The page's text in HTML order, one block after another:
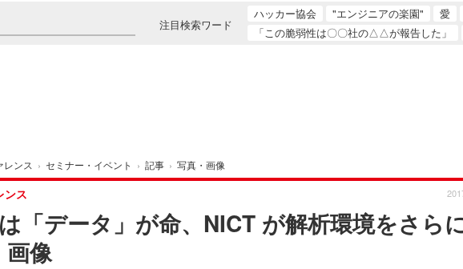
注目検索ワード
ハッカー協会 "エンジニアの楽園" 愛
「この脆弱性は〇〇社の△△が報告した」
レンス › セミナー・イベント › 記事 › 写真・画像
「データ」が命、NICT が解析環境をさら
画像
ンス